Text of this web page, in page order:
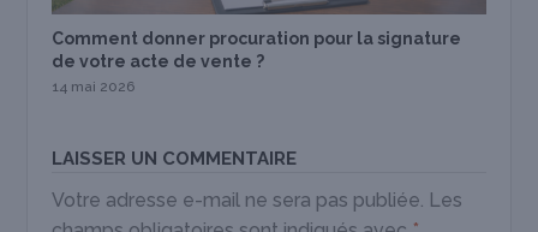
Comment donner procuration pour la signature
de votre acte de vente ?
14 mai 2026
LAISSER UN COMMENTAIRE
Votre adresse e-mail ne sera pas publiée. Les